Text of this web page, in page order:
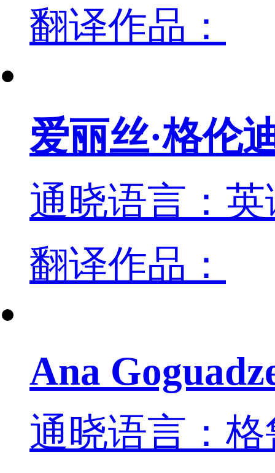
翻译作品：
爱丽丝·格伦
通晓语言：英
翻译作品：
Ana
通晓语言：